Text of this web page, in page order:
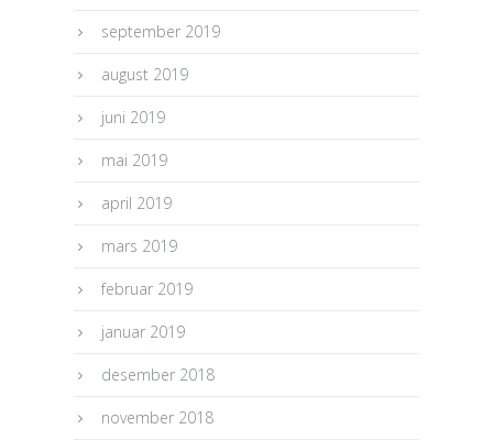
september 2019
august 2019
juni 2019
mai 2019
april 2019
mars 2019
februar 2019
januar 2019
desember 2018
november 2018